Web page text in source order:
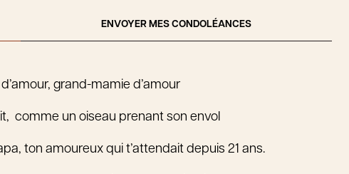
ENVOYER MES CONDOLÉANCES
grand-mamie d’amour
comme un oiseau prenant son envol
ton amoureux qui t’attendait depuis 21 ans.